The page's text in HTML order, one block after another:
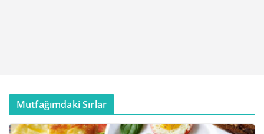
Mutfağımdaki Sırlar